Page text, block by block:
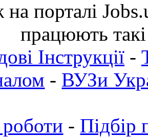
порталі
працюють
Інструкції -
- ВУЗи
- Підбір